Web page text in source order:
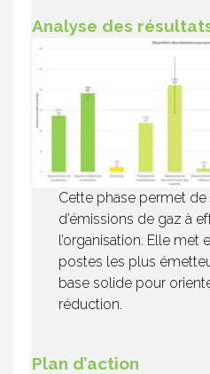
Analyse des
Cette phase permet de
d’émissions de gaz à
l’organisation. Elle met
postes les plus
base solide pour
réduction.
Plan d’action